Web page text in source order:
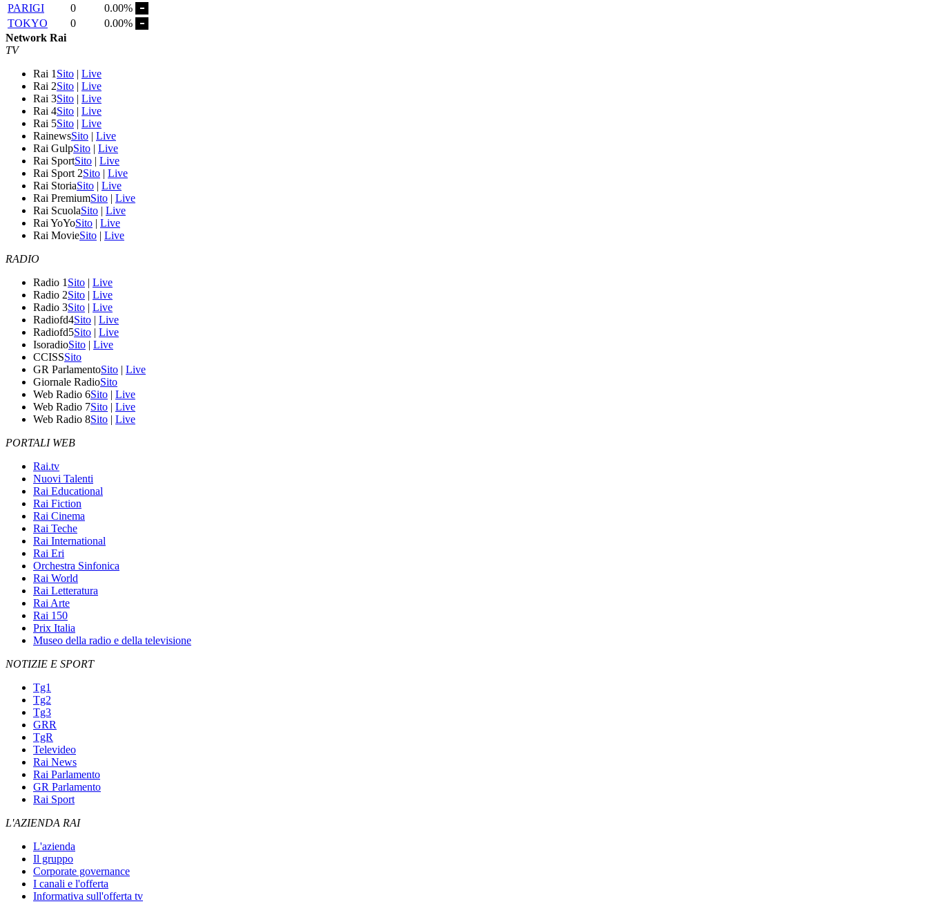
PARIGI
0
0.00%
TOKYO
0
0.00%
Network Rai
TV
Rai 1 Sito | Live
Rai 2Sito | Live
Rai 3Sito | Live
Rai 4Sito | Live
Rai 5Sito | Live
RainewsSito | Live
Rai GulpSito | Live
Rai SportSito | Live
Rai Sport 2Sito | Live
Rai StoriaSito | Live
Rai PremiumSito | Live
Rai ScuolaSito | Live
Rai YoYoSito | Live
Rai MovieSito | Live
RADIO
Radio 1 Sito | Live
Radio 2Sito | Live
Radio 3Sito | Live
Radiofd4Sito | Live
Radiofd5Sito | Live
IsoradioSito | Live
CCISSSito
GR ParlamentoSito | Live
Giornale RadioSito
Web Radio 6Sito | Live
Web Radio 7Sito | Live
Web Radio 8Sito | Live
PORTALI WEB
Rai.tv
Nuovi Talenti
Rai Educational
Rai Fiction
Rai Cinema
Rai Teche
Rai International
Rai Eri
Orchestra Sinfonica
Rai World
Rai Letteratura
Rai Arte
Rai 150
Prix Italia
Museo della radio e della televisione
NOTIZIE E SPORT
Tg1
Tg2
Tg3
GRR
TgR
Televideo
Rai News
Rai Parlamento
GR Parlamento
Rai Sport
L'AZIENDA RAI
L'azienda
Il gruppo
Corporate governance
I canali e l'offerta
Informativa sull'offerta tv